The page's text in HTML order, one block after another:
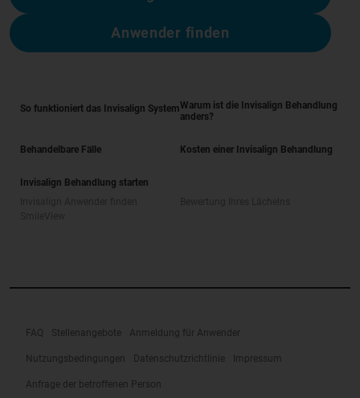
Anwender finden
So funktioniert das Invisalign SystemWarum ist die Invisalign Behandlung
anders?
Behandelbare Fälle Kosten einer Invisalign Behandlung
Invisalign Behandlung starten
FAQ Stellenangebote Anmeldung für Anwender
Nutzungsbedingungen Datenschutzrichtlinie Impressum
Anfrage der betroffenen Person